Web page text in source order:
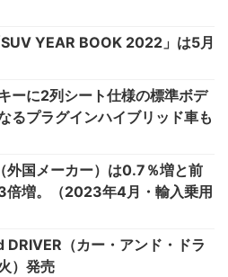
YEAR BOOK 2022」は5月
ーに2列シート仕様の標準ボデ
るプラグインハイブリッド車も
外国メーカー）は0.7％増と前
倍増。（2023年4月・輸入乗用
（カー・アンド・ドラ
）発売